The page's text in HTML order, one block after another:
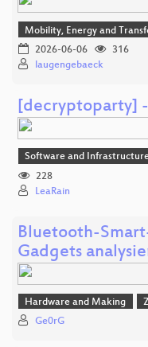
Mobility, Energy and
2026-06-06
316
laugengebaeck
[decryptoparty]
Software and
228
LeaRain
Bluetooth-
Gadgets
Hardware and Making
Ge0rG